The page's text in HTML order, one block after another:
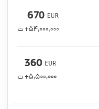
EUR
670
54,000,000+ ت
EUR
360
5,500,000+ ت